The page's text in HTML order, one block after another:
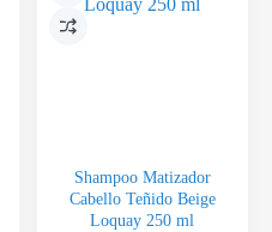
Shampoo Matizador
Cabello Teñido Beige
Loquay 250 ml